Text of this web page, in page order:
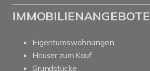
IMMOBILIENANGEBOTE
Eigentumswohnungen
Häuser zum Kauf
Grundstücke